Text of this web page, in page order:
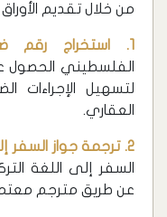
من خلال تقديم الأوراق
1. استخراج رقم ضريبي:
الفلسطيني الحصول
لتسهيل الإجراءات
العقاري.
2. ترجمة جواز السفر إلى اللغة التركية:
السفر إلى اللغة
عن طريق مترجم